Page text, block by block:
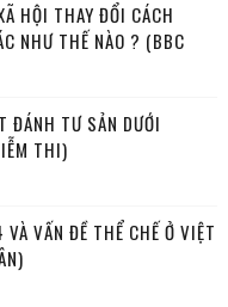
HỘI THAY ĐỔI CÁCH
NHƯ THẾ NÀO ? (BBC
ĐÁNH TƯ SẢN DƯỚI
THI)
VẤN ĐỀ THỂ CHẾ Ở VIỆT